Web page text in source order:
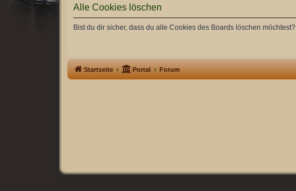
Alle Cookies löschen
Bist du dir sicher, dass du alle Cookies des Boards löschen möchtest?
Startseite Portal Forum